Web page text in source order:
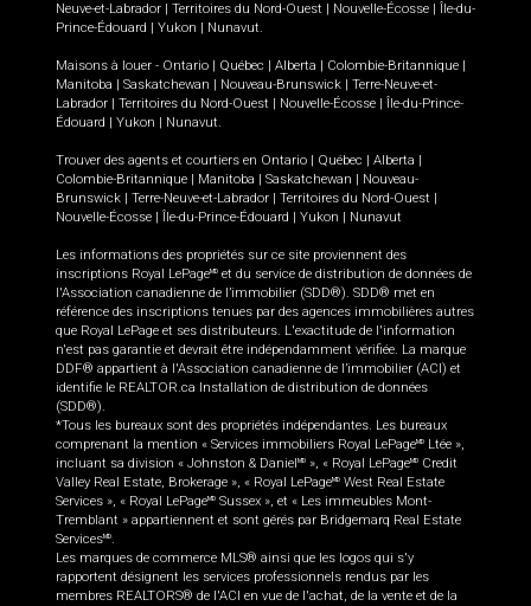
Neuve-et-Labrador
Territoires du Nord-Ouest Nouvelle-Écosse
Île-du-
Prince-Édouard
Yukon Nunavut.
Maisons à louer - Ontario Québec Alberta Colombie-Britannique
Manitoba
Saskatchewan Nouveau-Brunswick
Terre-Neuve-et-
Labrador
Territoires du Nord-Ouest Nouvelle-Écosse
Île-du-Prince-
Édouard
Yukon Nunavut.
Trouver des agents et courtiers en Ontario Québec Alberta
Colombie-Britannique
Manitoba Saskatchewan
Nouveau-
Brunswick
Terre-Neuve-et-Labrador Territoires du Nord-Ouest
Nouvelle-Écosse
Île-du-Prince-Édouard Yukon Nunavut
Les informations des propriétés sur ce site proviennent des
inscriptions Royal LePageMD et du service de distribution de données de
l'Association canadienne de l’immobilier (SDD®). SDD® met en
référence des inscriptions tenues par des agences immobilières autres
que Royal LePage et ses distributeurs. L'exactitude de l'information
n'est pas garantie et devrait être indépendamment vérifiée. La marque
DDF® appartient à l'Association canadienne de l’immobilier (ACI) et
identifie le REALTOR.ca Installation de distribution de données
(SDD®).
*Tous les bureaux sont des propriétés indépendantes. Les bureaux
comprenant la mention « Services immobiliers Royal LePageMD
Ltée »,
incluant sa division « Johnston & Daniel MD », « Royal LePageMD
Credit
Valley Real Estate, Brokerage », « Royal LePageMD West Real Estate
Services », « Royal LePageMD Sussex », et « Les immeubles Mont-
Tremblant » appartiennent et sont gérés par Bridgemarq Real Estate
ServicesMD.
Les marques de commerce MLS® ainsi que les logos qui s'y
rapportent désignent les services professionnels rendus par les
membres REALTORS® de l'ACI en vue de l'achat, de la vente et de la